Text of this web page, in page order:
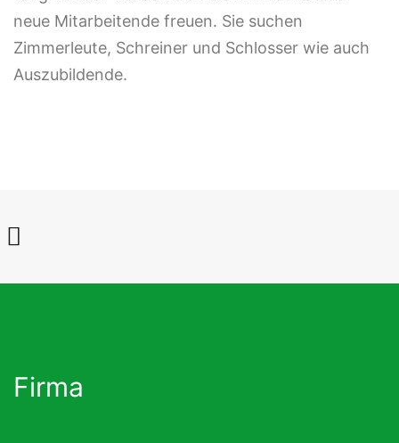
neue Mitarbeitende freuen. Sie suchen
Zimmerleute, Schreiner und Schlosser wie auch
Auszubildende.
Firma